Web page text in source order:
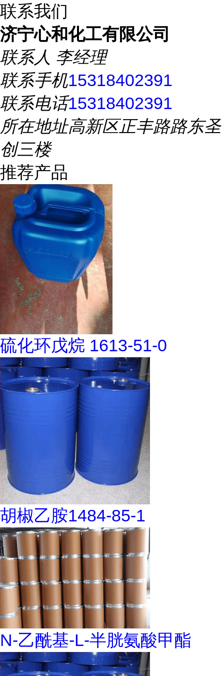
联系我们
济宁心和化工有限公司
联系人 李经理
联系手机15318402391
联系电话15318402391
所在地址高新区正丰路路东圣
创三楼
推荐产品
硫化环戊烷 1613-51-0
胡椒乙胺1484-85-1
N-乙酰基-L-半胱氨酸甲酯